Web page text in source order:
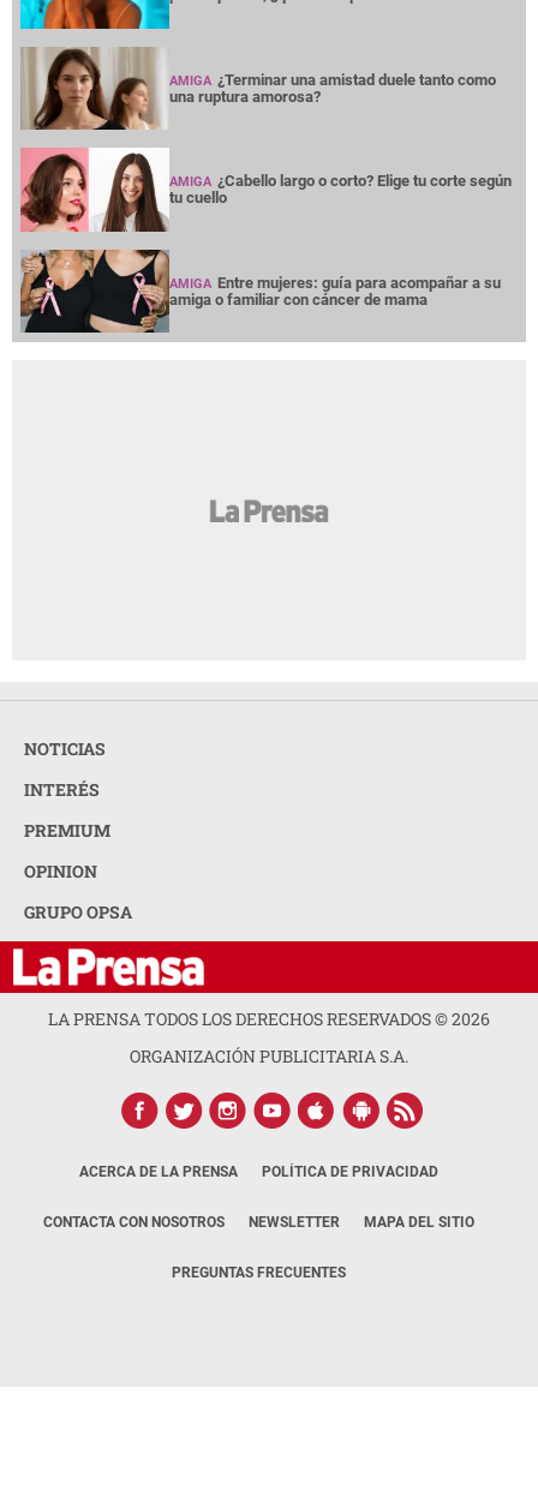
AMIGA ¿Terminar una amistad duele tanto como
una ruptura amorosa?
AMIGA ¿Cabello largo o corto? Elige tu corte según
tu cuello
AMIGA Entre mujeres: guía para acompañar a su
amiga o familiar con cáncer de mama
NOTICIAS
INTERÉS
PREMIUM
OPINION
GRUPO OPSA
LA PRENSA TODOS LOS DERECHOS RESERVADOS ©2026
ORGANIZACIÓN PUBLICITARIA S.A.
ACERCA DE LA PRENSA POLÍTICA DE PRIVACIDAD
CONTACTA CON NOSOTROS NEWSLETTER MAPA DEL SITIO
PREGUNTAS FRECUENTES